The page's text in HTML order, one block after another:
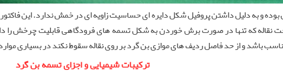
بوده و به دلیل داشتن پروفیل شکل دایره ای حساسیت زاویه ای در خمش ندارد. این
نقاله که تنها در صورت برش خوردن به شکل تسمه های فرودگاهی قابلیت چرخش را
باشد و از حد فاصل ردیف های موازی بن گرد بر روی نقاله سقوط نکند در بسیاری
ترکیبات شیمیایی و اجزای تسمه بن گرد